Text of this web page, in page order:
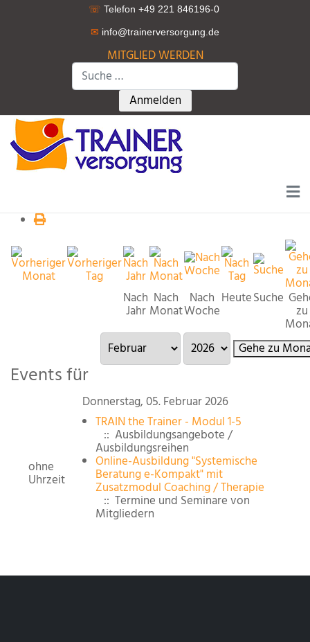
☏ Telefon +49 221 846196-0
✉ info@trainerversorgung.de
MITGLIED WERDEN
Suchen
Type 2 or more characters for
Anmelden
Nach
Jahr
Nach
Monat
Nach
Woche
HeuteSuche
zu
Gehe zu
Events für
Donnerstag, 05. Februar 2026
ohne
Uhrzeit
TRAIN the Trainer - Modul 1-5
:: Ausbildungsangebote /
Ausbildungsreihen
Online-Ausbildung "Systemische
Beratung e-Kompakt" mit
Zusatzmodul Coaching / Therapie
:: Termine und Seminare von
Mitgliedern